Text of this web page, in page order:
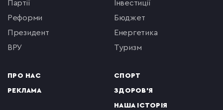
партії
реформи
президент
ВРУ
ПРО НАС
РЕКЛАМА
інвестиції
бюджет
енергетика
туризм
СПОРТ
ЗДОРОВ'Я
НАША ІСТОРІЯ